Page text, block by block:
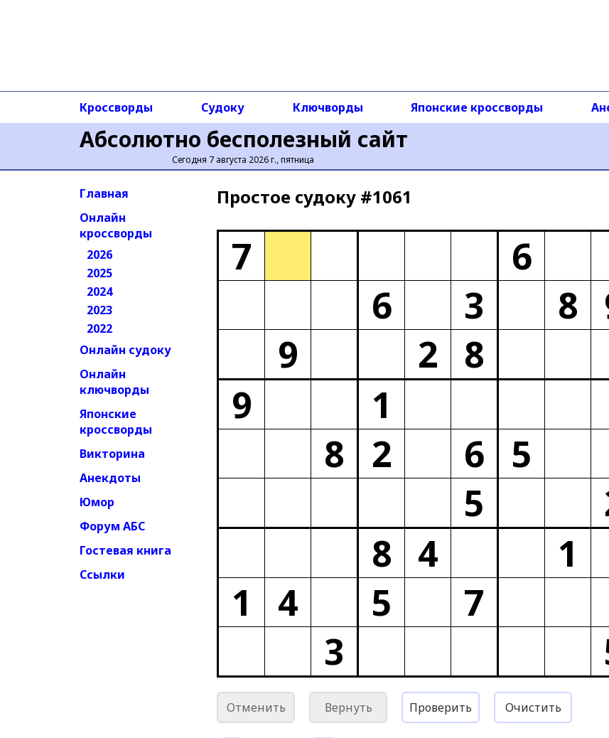
Абсолютно бесполезный сайт
Сегодня 7 августа 2026 г., пятница
Кроссворды Судоку Ключворды Японские кроссворды
Главная
Онлайн
кроссворды
2026
2025
2024
2023
2022
Онлайн судоку
Онлайн
ключворды
Японские
кроссворды
Викторина
Анекдоты
Юмор
Форум АБС
Гостевая книга
Ссылки
Простое cудоку #1061
7
6
6
3 8
9
2 8
9
1
8
2 6
5
5
8 4
1
1
4 5
7
3
Отменить Вернуть Проверить Очистить